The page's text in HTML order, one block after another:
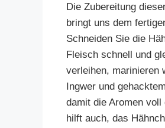
Die Zubereitung
bringt uns dem
Schneiden Sie die
Fleisch schnell und
verleihen, marinieren
Ingwer und
damit die Aromen
hilft auch, das